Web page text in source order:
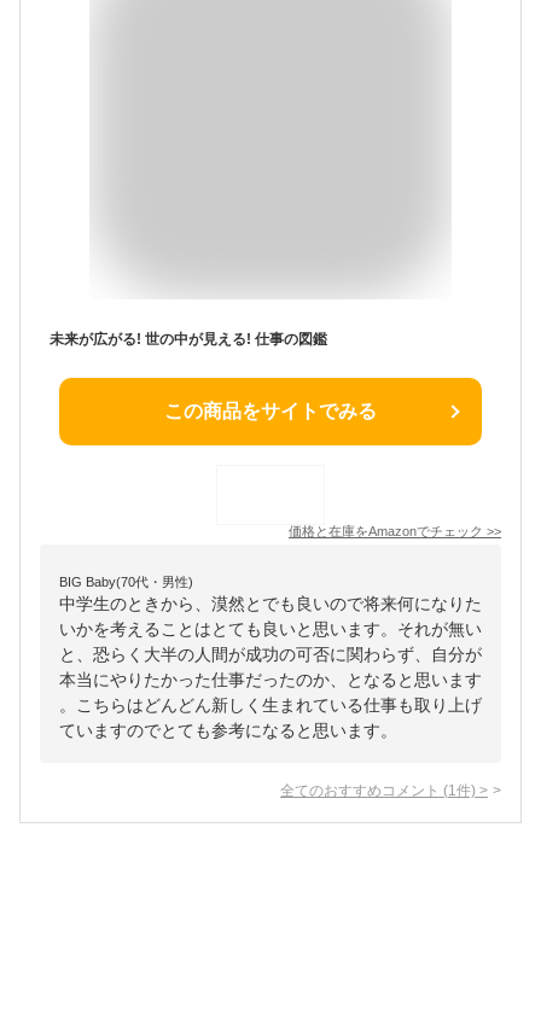
未来が広がる! 世の中が見える! 仕事の図鑑
この商品をサイトでみる
価格と在庫をAmazonでチェック >>
BIG Baby(70代・男性)
中学生のときから、漠然とでも良いので将来何になりた
いかを考えることはとても良いと思います。それが無い
と、恐らく大半の人間が成功の可否に関わらず、自分が
本当にやりたかった仕事だったのか、となると思います
。こちらはどんどん新しく生まれている仕事も取り上げ
ていますのでとても参考になると思います。
全てのおすすめコメント (1 件) >